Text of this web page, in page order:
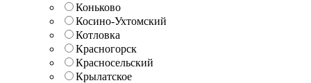
Коньково
Косино-Ухтомский
Котловка
Красногорск
Красносельский
Крылатское